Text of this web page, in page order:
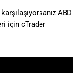
ABD
için cTrader